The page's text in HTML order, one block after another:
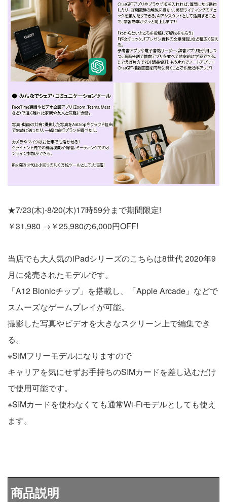
★7/23(木)-8/20(木)17時59分まで期間限定!
￥31,980 →￥25,980の6,000円OFF!
当店でも大人気のiPadシリーズのこちらは8世代 2020年9
月に発売されたモデルです。
「A12 Bionicチップ」を搭載し、「Apple Arcade」などで
スムーズなゲームプレイが可能。
撮影した写真やビデオを大きなスクリーン上で編集でき
る。
※SIMフリーモデルになりますので
キャリアを気にせずお手持ちのSIMカードを差し込むだけ
で使用可能です。
※SIMカードを使わなくても通常Wi-Fiモデルとしても使え
ます。
商品説明